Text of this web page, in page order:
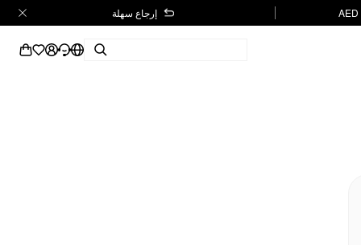
إرجاع سهلة